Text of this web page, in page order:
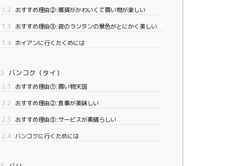
1.2 おすすめ理由②:雑貨がかわいくて買い物が楽しい
1.3 おすすめ理由③:夜のランタンの景色がとにかく美しい
1.4 ホイアンに行くたくめには
2 バンコク（タイ）
2.1
おすすめ理由①:買い物天国
2.2 おすすめ理由②:食事が美味しい
2.3 おすすめ理由③:サービスが素晴らしい
2.4 バンコクに行くためには